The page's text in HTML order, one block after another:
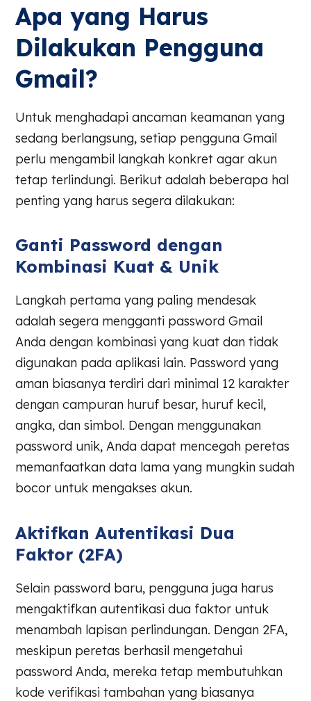
Apa yang Harus
Dilakukan Pengguna
Gmail?
Untuk menghadapi ancaman keamanan yang
sedang berlangsung, setiap pengguna Gmail
perlu mengambil langkah konkret agar akun
tetap terlindungi. Berikut adalah beberapa hal
penting yang harus segera dilakukan:
Ganti Password dengan
Kombinasi Kuat & Unik
Langkah pertama yang paling mendesak
adalah segera mengganti password Gmail
Anda dengan kombinasi yang kuat dan tidak
digunakan pada aplikasi lain. Password yang
aman biasanya terdiri dari minimal 12 karakter
dengan campuran huruf besar, huruf kecil,
angka, dan simbol. Dengan menggunakan
password unik, Anda dapat mencegah peretas
memanfaatkan data lama yang mungkin sudah
bocor untuk mengakses akun.
Aktifkan Autentikasi Dua
Faktor (2FA)
Selain password baru, pengguna juga harus
mengaktifkan autentikasi dua faktor untuk
menambah lapisan perlindungan. Dengan 2FA,
meskipun peretas berhasil mengetahui
password Anda, mereka tetap membutuhkan
kode verifikasi tambahan yang biasanya